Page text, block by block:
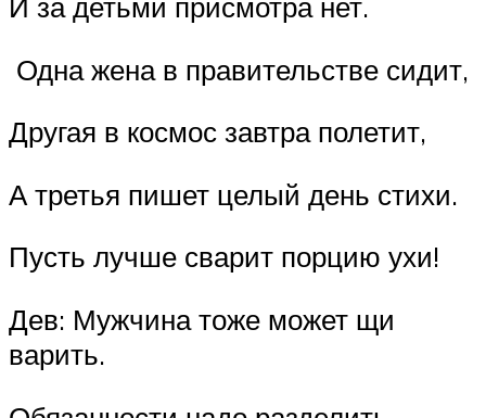
Одна жена в правительстве сидит,
Другая в космос завтра полетит,
А третья пишет целый день стихи.
Пусть лучше сварит порцию ухи!
Дев: Мужчина тоже может щи
варить.